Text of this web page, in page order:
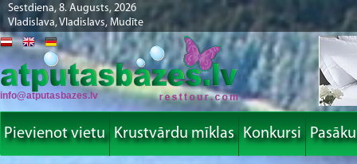
Sestdiena, 8. Augusts, 2026
Vladislava, Vladislavs, Mudīte
info@atputasbazes.lv
Pievienot vietu Krustvārdu mīklas Konkursi